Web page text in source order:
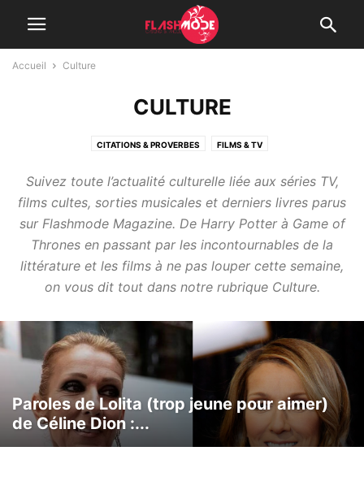
Accueil Culture
CULTURE
CITATIONS & PROVERBES FILMS & TV
Suivez toute l’actualité culturelle liée aux séries TV,
films cultes, sorties musicales et derniers livres parus
sur Flashmode Magazine. De Harry Potter à Game of
Thrones en passant par les incontournables de la
littérature et les films à ne pas louper cette semaine,
on vous dit tout dans notre rubrique Culture.
Paroles de Lolita (trop jeune pour aimer)
de Céline Dion :...